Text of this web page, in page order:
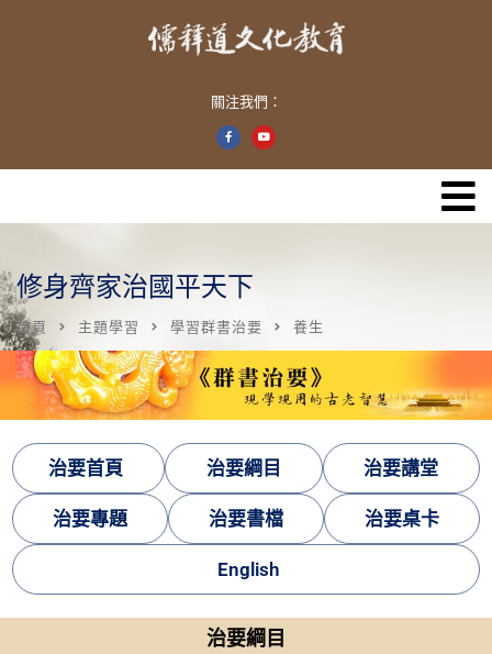
關注我們：
修身齊家治國平天下
首頁 主題學習 學習群書治要 養生
治要首頁 治要綱目 治要講堂
治要專題 治要書檔 治要桌卡
English
治要綱目